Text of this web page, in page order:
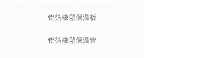
铝箔橡塑保温板
铝箔橡塑保温管